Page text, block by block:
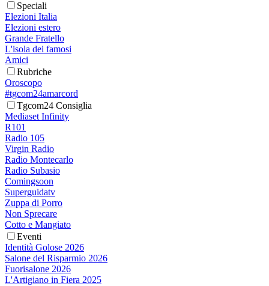
Speciali
Elezioni Italia
Elezioni estero
Grande Fratello
L'isola dei famosi
Amici
Rubriche
Oroscopo
#tgcom24amarcord
Tgcom24 Consiglia
Mediaset Infinity
R101
Radio 105
Virgin Radio
Radio Montecarlo
Radio Subasio
Comingsoon
Superguidatv
Zuppa di Porro
Non Sprecare
Cotto e Mangiato
Eventi
Identità Golose 2026
Salone del Risparmio 2026
Fuorisalone 2026
L'Artigiano in Fiera 2025